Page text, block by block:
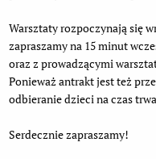
Warsztaty rozpoczynają się
zapraszamy na 15 minut
oraz z prowadzącymi
Ponieważ antrakt jest też
odbieranie dzieci na czas
Serdecznie zapraszamy!